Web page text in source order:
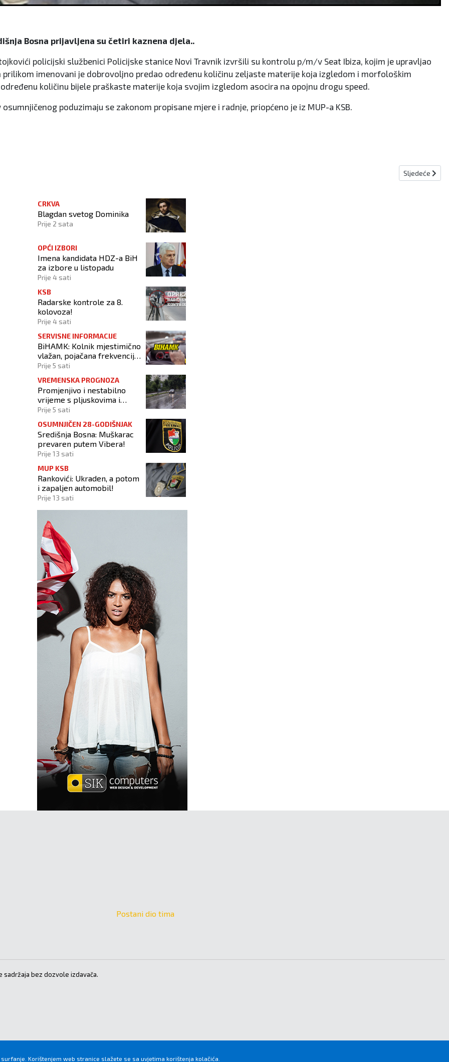
Bosna prijavljena su četiri kaznena djela..
policijski službenici Policijske stanice Novi Travnik izvršili su kontrolu p/m/v Seat Ibiza, kojim je upravljao
prilikom imenovani je dobrovoljno predao određenu količinu zeljaste materije koja izgledom i morfološkim
količinu bijele praškaste materije koja svojim izgledom asocira na opojnu drogu speed.
poduzimaju se zakonom propisane mjere i radnje, priopćeno je iz MUP-a KSB.
Sljedeći
Sljedeće
CRKVA
Blagdan svetog Dominika
Prije 2 sata
OPĆI IZBORI
Imena kandidata HDZ-a BiH
za izbore u listopadu
Prije 4 sati
KSB
Radarske kontrole za 8.
kolovoza!
Prije 4 sati
SERVISNE INFORMACIJE
BiHAMK: Kolnik mjestimično
vlažan, pojačana frekvencija
prometa!
Prije 5 sati
VREMENSKA PROGNOZA
Promjenjivo i nestabilno
vrijeme s pljuskovima i
grmljavinom
Prije 5 sati
OSUMNJIČEN 28-GODIŠNJAK
Središnja Bosna: Muškarac
prevaren putem Vibera!
Prije 13 sati
MUP KSB
Rankovići: Ukraden, a potom
i zapaljen automobil!
Prije 13 sati
Postani dio tima
sadržaja bez dozvole izdavača.
Korištenjem web stranice slažete se sa uvjetima korištenja kolačića.